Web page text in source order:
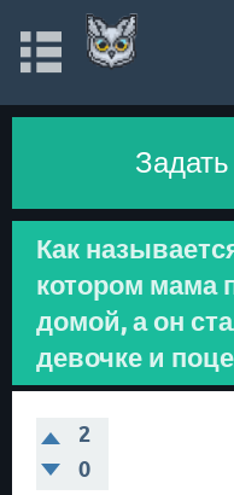
Как
котором мама
домой, а он
девочке и
2
0